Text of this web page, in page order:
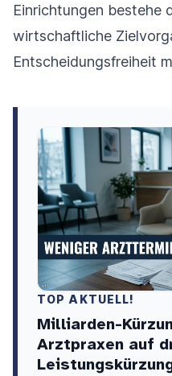
Einrichtungen bestehe
wirtschaftliche
Entscheidungsfreiheit
TOP AKTUELL!
Milliarden-
Arztpraxen auf